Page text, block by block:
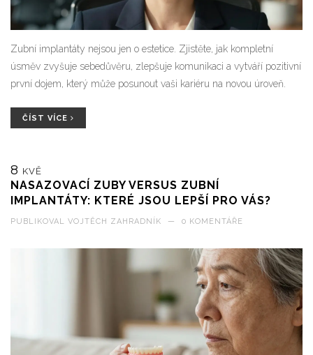
Zubní implantáty nejsou jen o estetice. Zjistěte, jak kompletní
úsměv zvyšuje sebedůvěru, zlepšuje komunikaci a vytváří pozitivní
první dojem, který může posunout vaši kariéru na novou úroveň.
ČÍST VÍCE
8 KVĚ
NASAZOVACÍ ZUBY VERSUS ZUBNÍ
IMPLANTÁTY: KTERÉ JSOU LEPŠÍ PRO VÁS?
PUBLIKOVAL VOJTĚCH ZAHRADNÍK — 0 KOMENTÁŘE